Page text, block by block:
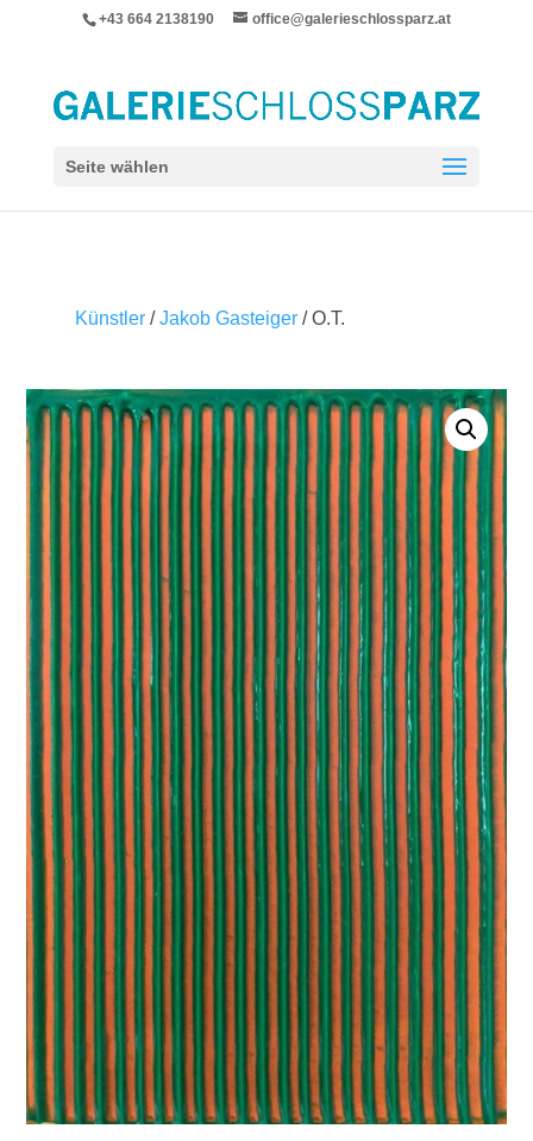
+43 664 2138190 office@galerieschlossparz.at
Seite wählen
Künstler/Jakob Gasteiger/ O.T.